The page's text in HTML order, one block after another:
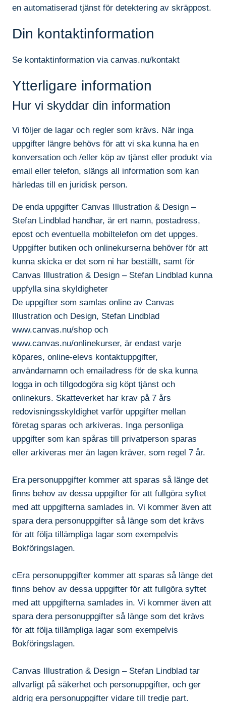
en automatiserad tjänst för detektering av skräppost.
Din kontaktinformation
Se kontaktinformation via canvas.nu/kontakt
Ytterligare information
Hur vi skyddar din information
Vi följer de lagar och regler som krävs. När inga
uppgifter längre behövs för att vi ska kunna ha en
konversation och /eller köp av tjänst eller produkt via
email eller telefon, slängs all information som kan
härledas till en juridisk person.
De enda uppgifter Canvas Illustration & Design –
Stefan Lindblad handhar, är ert namn, postadress,
epost och eventuella mobiltelefon om det uppges.
Uppgifter butiken och onlinekurserna behöver för att
kunna skicka er det som ni har beställt, samt för
Canvas Illustration & Design – Stefan Lindblad kunna
uppfylla sina skyldigheter
De uppgifter som samlas online av Canvas
Illustration och Design, Stefan Lindblad
www.canvas.nu/shop och
www.canvas.nu/onlinekurser, är endast varje
köpares, online-elevs kontaktuppgifter,
användarnamn och emailadress för de ska kunna
logga in och tillgodogöra sig köpt tjänst och
onlinekurs. Skatteverket har krav på 7 års
redovisningsskyldighet varför uppgifter mellan
företag sparas och arkiveras. Inga personliga
uppgifter som kan spåras till privatperson sparas
eller arkiveras mer än lagen kräver, som regel 7 år.
Era personuppgifter kommer att sparas så länge det
finns behov av dessa uppgifter för att fullgöra syftet
med att uppgifterna samlades in. Vi kommer även att
spara dera personuppgifter så länge som det krävs
för att följa tillämpliga lagar som exempelvis
Bokföringslagen.
cEra personuppgifter kommer att sparas så länge det
finns behov av dessa uppgifter för att fullgöra syftet
med att uppgifterna samlades in. Vi kommer även att
spara dera personuppgifter så länge som det krävs
för att följa tillämpliga lagar som exempelvis
Bokföringslagen.
Canvas Illustration & Design – Stefan Lindblad tar
allvarligt på säkerhet och personuppgifter, och ger
aldrig era personuppgifter vidare till tredje part.